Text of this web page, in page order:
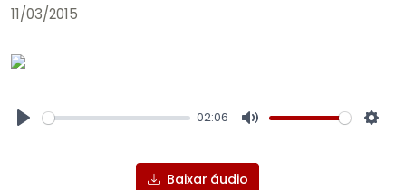
11/03/2015
02:06
Baixar áudio